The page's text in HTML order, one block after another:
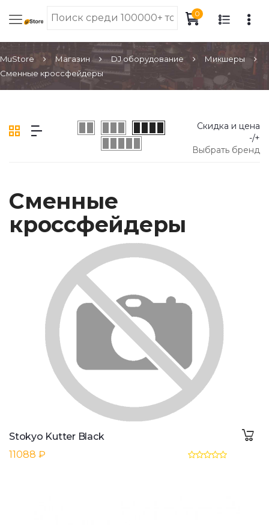
0
MuStore Магазин DJ оборудование
Микшеры
Сменные кроссфейдеры
Скидка и цена
-/+
Выбрать бренд
Сменные
кроссфейдеры
Stokyo Kutter Black
11088 ₽